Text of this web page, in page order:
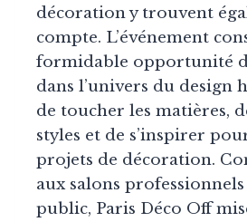
décoration y trouvent
compte. L’événement
formidable opportunité
dans l’univers du design
de toucher les matières,
styles et de s’inspirer
projets de décoration.
aux salons
public, Paris Déco Off